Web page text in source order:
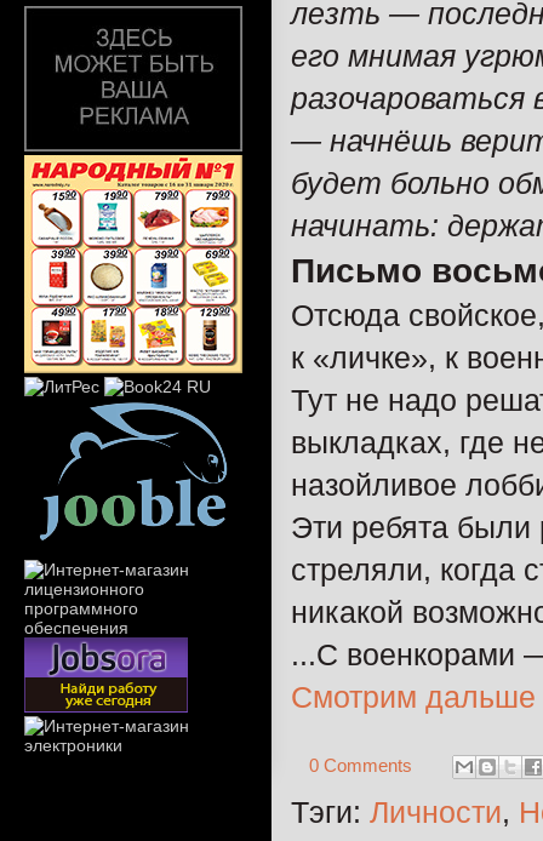
лезть —
его мнимая
разочароваться
— начнёшь
будет больно
начинать:
Письмо
Отсюда
к «личке», к
Тут не надо
выкладках, где
назойливое
Эти ребята были
стреляли, когда
никакой
...С военкорами
Смотрим
0 Comments
Тэги: Личности,